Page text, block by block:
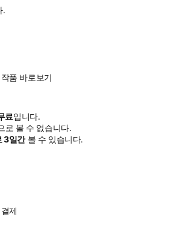
.
품 바로보기
료입니다.
로 볼 수 없습니다.
3일간볼 수 있습니다.
제